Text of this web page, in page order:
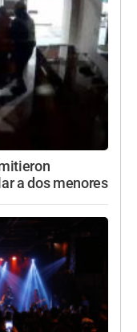
a dos menores